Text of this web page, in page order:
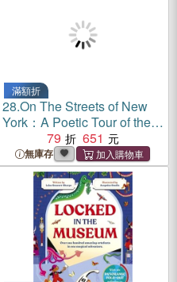
滿額折
28.On The Streets of New
York：A Poetic Tour of the
79 651
無庫存